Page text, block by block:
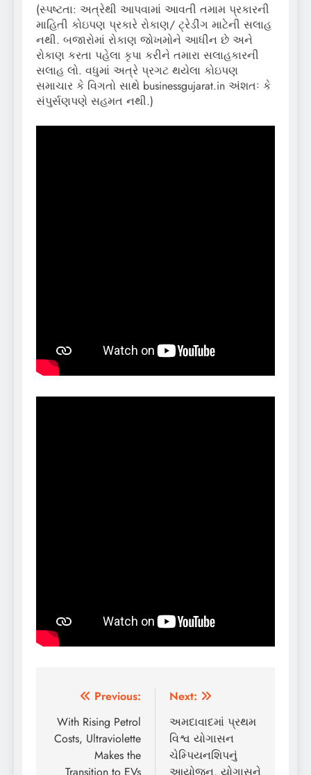
(સ્પષ્ટતા: અત્રેથી આપવામાં આવતી તમામ પ્રકારની
માહિતી કોઇપણ પ્રકારે રોકાણ/ ટ્રેડીંગ માટેની સલાહ
નથી. બજારોમાં રોકાણ જોખમોને આધીન છે અને
રોકાણ કરતા પહેલા કૃપા કરીને તમારા સલાહકારની
સલાહ લો. વધુમાં અત્રે પ્રગટ થયેલા કોઇપણ
સમાચાર કે વિગતો સાથે businessgujarat.in અંશતઃ કે
સંપુર્સણપણે સહમત નથી.)
Post
navigation
Previous:
With Rising Petrol
Costs, Ultraviolette
Makes the
Transition to EVs
Next:
અમદાવાદમાં પ્રથમ
વિશ્વ યોગાસન
ચેમ્પિયનશિપનું
આયોજન, યોગાસને